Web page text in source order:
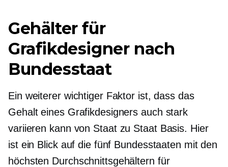
Gehälter für
Grafikdesigner nach
Bundesstaat
Ein weiterer wichtiger Faktor ist, dass das
Gehalt eines Grafikdesigners auch stark
variieren kann von Staat zu StaatBasis. Hier
ist ein Blick auf die fünf Bundesstaaten mit den
höchsten Durchschnittsgehältern für